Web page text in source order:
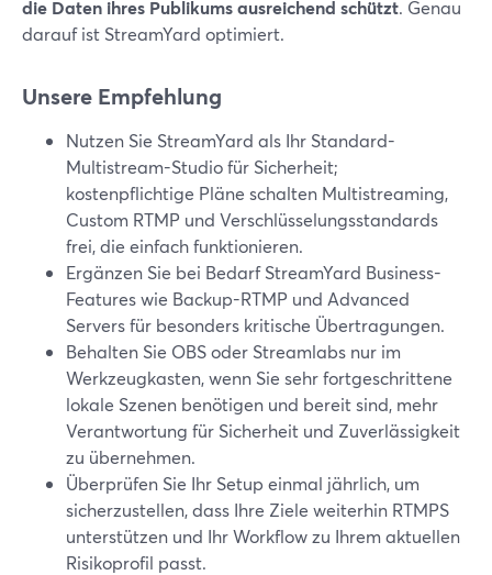
die Daten ihres Publikums ausreichend schützt. Genau
darauf ist StreamYard optimiert.
Unsere Empfehlung
Nutzen Sie StreamYard als Ihr Standard-
Multistream-Studio für Sicherheit;
kostenpflichtige Pläne schalten Multistreaming,
Custom RTMP und Verschlüsselungsstandards
frei, die einfach funktionieren.
Ergänzen Sie bei Bedarf StreamYard Business-
Features wie Backup-RTMP und Advanced
Servers für besonders kritische Übertragungen.
Behalten Sie OBS oder Streamlabs nur im
Werkzeugkasten, wenn Sie sehr fortgeschrittene
lokale Szenen benötigen und bereit sind, mehr
Verantwortung für Sicherheit und Zuverlässigkeit
zu übernehmen.
Überprüfen Sie Ihr Setup einmal jährlich, um
sicherzustellen, dass Ihre Ziele weiterhin RTMPS
unterstützen und Ihr Workflow zu Ihrem aktuellen
Risikoprofil passt.